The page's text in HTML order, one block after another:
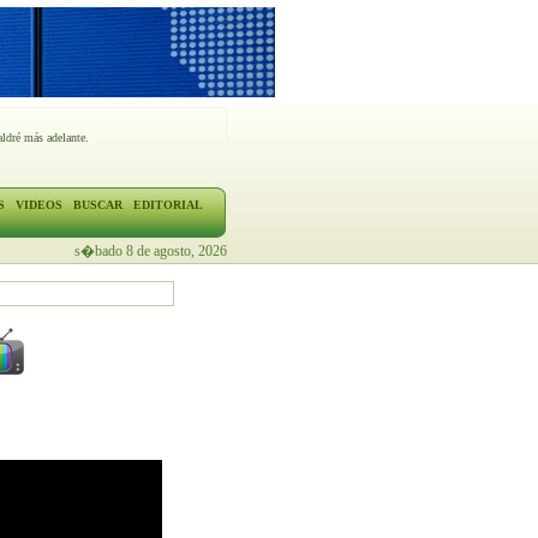
más adelante.
VIDEOS BUSCAR
EDITORIAL
s�bado 8 de agosto, 2026